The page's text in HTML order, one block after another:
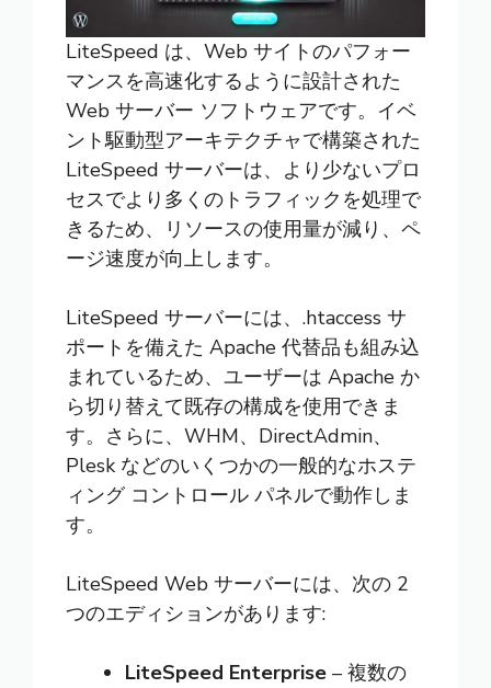
LiteSpeed は、Web サイトのパフォー
マンスを高速化するように設計された
Web サーバー ソフトウェアです。イベ
ント駆動型アーキテクチャで構築された
LiteSpeed サーバーは、より少ないプロ
セスでより多くのトラフィックを処理で
きるため、リソースの使用量が減り、ペ
ージ速度が向上します。
LiteSpeed サーバーには、 .htaccess サ
ポートを備えた Apache 代替品も組み込
まれているため、ユーザーは Apache か
ら切り替えて既存の構成を使用できま
す。さらに、WHM、DirectAdmin、
Plesk などのいくつかの一般的なホステ
ィング コントロール パネルで動作しま
す。
LiteSpeed Web サーバーには、次の 2
つのエディションがあります:
LiteSpeed Enterprise – 複数の